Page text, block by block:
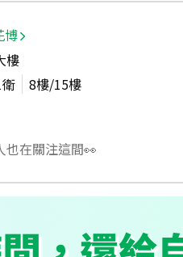
博
樓
8樓/15樓
也在關注這間👀